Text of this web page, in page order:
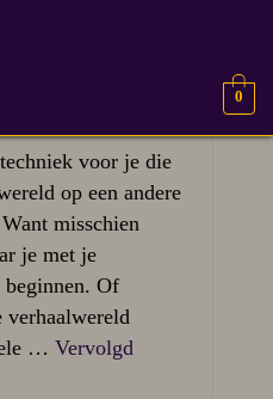
0
voor je die
op een andere
misschien
je met je
Of
verhaalwereld
… Vervolgd